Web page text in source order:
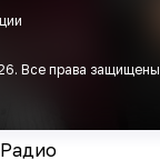
. Все права защищены